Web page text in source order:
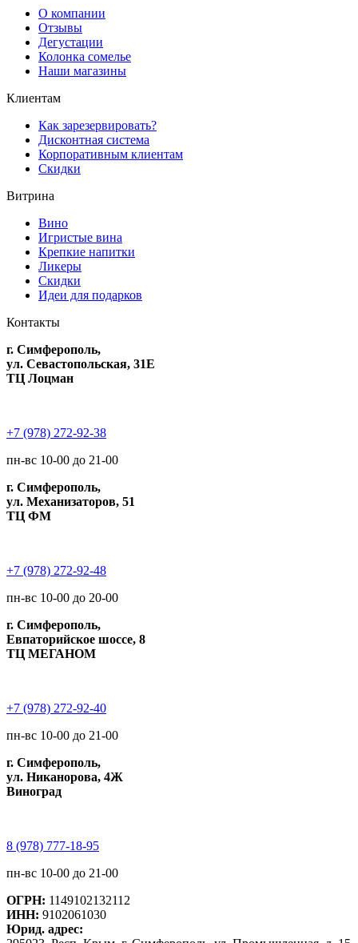
О компании
Отзывы
Дегустации
Колонка сомелье
Наши магазины
Клиентам
Как зарезервировать?
Дисконтная система
Корпоративным клиентам
Скидки
Витрина
Вино
Игристые вина
Крепкие напитки
Ликеры
Скидки
Идеи для подарков
Контакты
г. Симферополь,
ул. Севастопольская, 31Е
ТЦ Лоцман
+7 (978) 272-92-38
пн-вс 10-00 до 21-00
г. Симферополь,
ул. Механизаторов, 51
ТЦ ФМ
+7 (978) 272-92-48
пн-вс 10-00 до 20-00
г. Симферополь,
Евпаторийское шоссе, 8
ТЦ МЕГАНОМ
+7 (978) 272-92-40
пн-вс 10-00 до 21-00
г. Симферополь,
ул. Никанорова, 4Ж
Виноград
8 (978) 777-18-95
пн-вс 10-00 до 21-00
ОГРН: 1149102132112
ИНН: 9102061030
Юрид. адрес: